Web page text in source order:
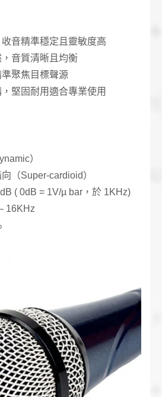
音精準穩定且靈敏度高
音質清晰且均衡
聚焦目標聲源
堅固耐用適合專業使用
）
（Super-cardioid）
( 0dB = 1V/µ bar，於 1KHz)
16KHz